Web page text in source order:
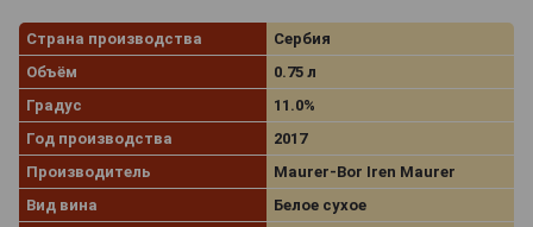
Страна производства
Сербия
Объём
0.75 л
Градус
11.0%
Год производства
2017
Производитель
Maurer-Bor Iren Maurer
Вид вина
Белое сухое